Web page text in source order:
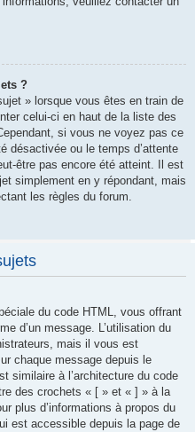
?
» lorsque vous êtes en train de
celui-ci en haut de la liste des
si vous ne voyez pas ce
désactivée ou le temps d’attente
être pas encore été atteint. Il est
simplement en y répondant, mais
les règles du forum.
du code HTML, vous offrant
d’un message. L’utilisation du
mais il vous est
chaque message depuis le
similaire à l’architecture du code
des crochets « [ » et « ] » à la
plus d’informations à propos du
est accessible depuis la page de